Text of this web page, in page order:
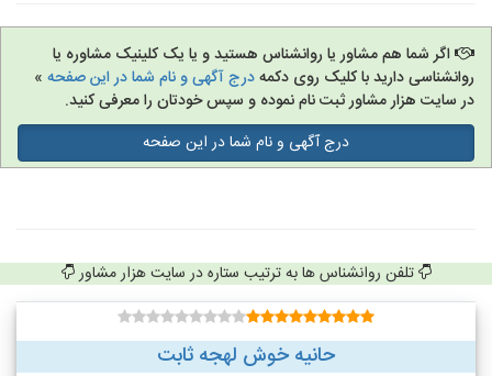
اگر شما هم مشاور یا روانشناس هستید و یا یک کلینیک مشاوره یا
روانشناسی دارید با کلیک روی دکمهدرج آگهی و نام شما در این صفحه »
در سایت هزار مشاور ثبت نام نموده و سپس خودتان را معرفی کنید.
درج آگهی و نام شما در این صفحه
تلفن روانشناس ها به ترتیب ستاره در سایت هزار مشاور
حانیه خوش لهجه ثابت